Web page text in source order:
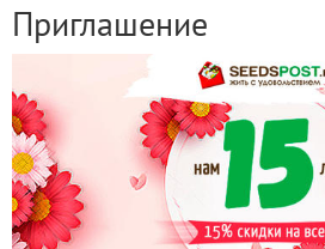
Приглашение